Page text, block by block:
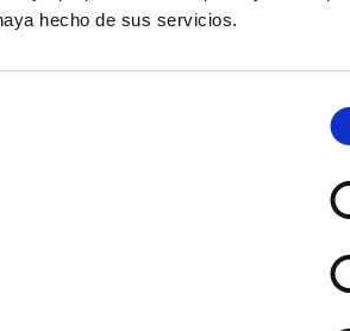
hecho de sus servicios.
poder